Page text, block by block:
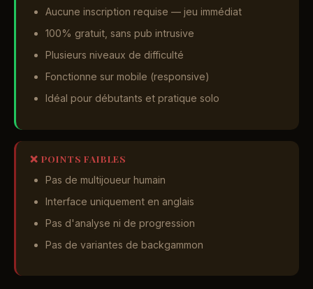
Aucune inscription requise — jeu immédiat
100% gratuit, sans pub intrusive
Plusieurs niveaux de difficulté
Fonctionne sur mobile (responsive)
Idéal pour débutants et pratique solo
❌ POINTS FAIBLES
Pas de multijoueur humain
Interface uniquement en anglais
Pas d'analyse ni de progression
Pas de variantes de backgammon